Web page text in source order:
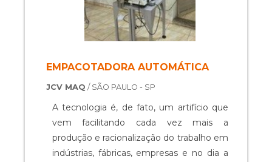
EMPACOTADORA AUTOMÁTICA
JCV MAQ / SÃO PAULO - SP
A tecnologia é, de fato, um artifício que
vem facilitando cada vez mais a
produção e racionalização do trabalho em
indústrias, fábricas, empresas e no dia a